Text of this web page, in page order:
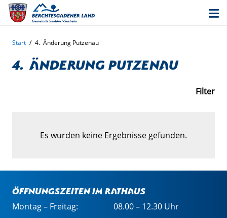
Start / 4. Änderung Putzenau
4. Änderung Putzenau
Filter
Es wurden keine Ergebnisse gefunden.
Öffnungszeiten im Rathaus
Montag – Freitag:
08.00 – 12.30 Uhr